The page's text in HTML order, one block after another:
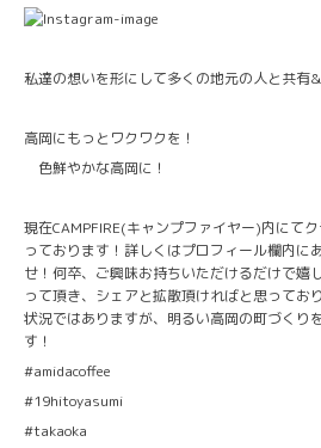
私達の想いを形にして多くの地元の人と共有
高岡にもっとワクワクを！
色鮮やかな高岡に！
現在CAMPFIRE(キャンプファイヤー)内にて
っております！詳しくはプロフィール欄内に
せ！何卒、ご興味お持ちいただけるだけで嬉
って頂き、シェアと拡散頂ければと思って
状況ではありますが、明るい高岡の町づくり
す！
#amidacoffee
#19hitoyasumi
#takaoka